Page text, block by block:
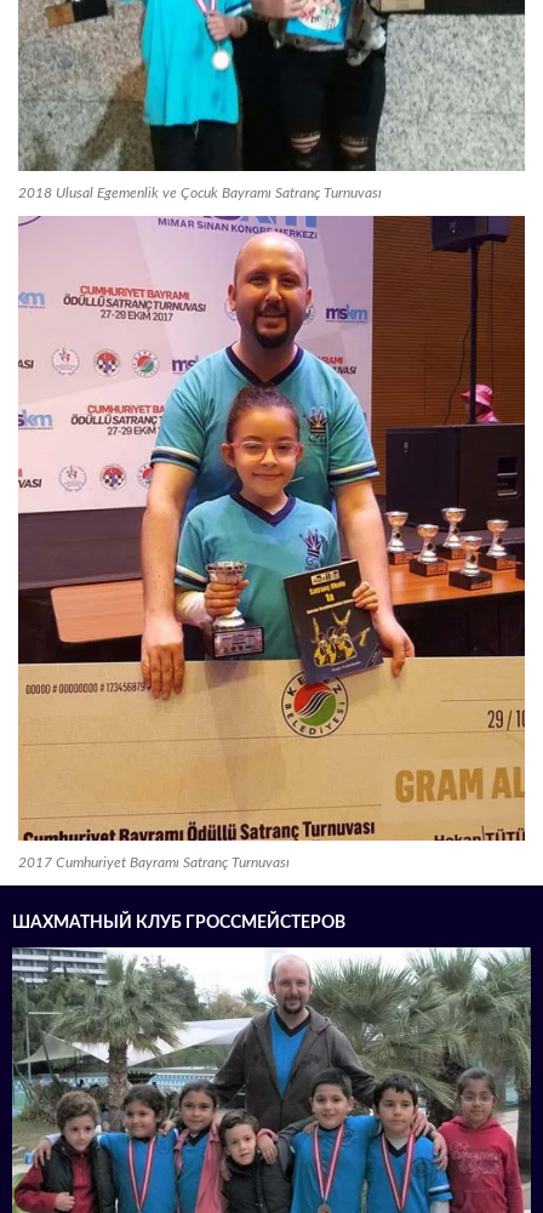
2018 Ulusal Egemenlik ve Çocuk Bayramı Satranç Turnuvası
2017 Cumhuriyet Bayramı Satranç Turnuvası
ШАХМАТНЫЙ КЛУБ ГРОССМЕЙСТЕРОВ